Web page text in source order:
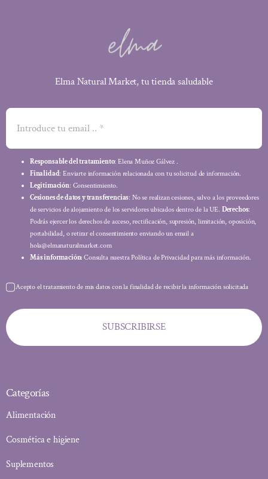
Elma Natural Market, tu tienda saludable
Responsable del tratamiento: Elena Muñoz Gálvez .
Finalidad: Enviarte información relacionada con tu solicitud de información.
Legitimación: Consentimiento.
Cesiones de datos y transferencias: No se realizan cesiones, salvo a los proveedores
de servicios de alojamiento de los servidores ubicados dentro de la UE. Derechos:
Podrás ejercer los derechos de acceso, rectificación, supresión, limitación, oposición,
portabilidad, o retirar el consentimiento enviando un email a
hola@elmanaturalmarket.com
Más información: Consulta nuestra Política de Privacidad para más información.
Acepto el tratamiento de mis datos con la finalidad de recibir la información solicitada
SUBSCRIBIRSE
Categorías
Alimentación
Cosmética e higiene
Suplementos